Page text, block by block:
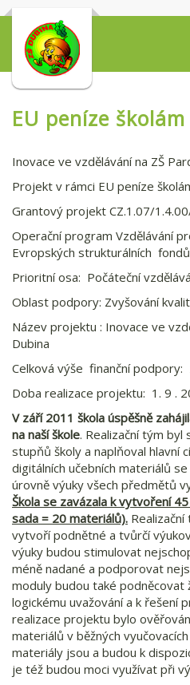
EU peníze školám
Inovace ve vzdělávání na ZŠ
Projekt v rámci EU peníze
Grantový projekt CZ.1.07/
Operační program Vzdělávání
Evropských strukturálních
Prioritní osa: Počáteční
Oblast podpory: Zvyšování
Název projektu : Inovace ve
Dubina
Celková výše finanční
Doba realizace projektu: 1. 9 .
V září 2011 škola úspěšně
na naší škole. Realizační tým byl
stupňů školy a naplňoval hlavní
digitálních učebních materiálů
úrovně výuky všech předmětů
Škola se zavázala k vytvoření
sada = 20 materiálů).
vytvoří podnětné a tvůrčí
výuky budou stimulovat
méně nadané a podporovat
moduly budou také podněcovat
logickému uvažování a k řešení
realizace projektu bylo
materiálů v běžných
materiály jsou a budou k
je též budou moci využívat při